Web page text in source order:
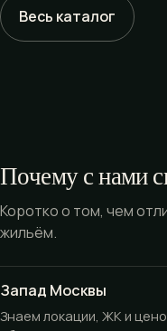
Весь каталог
Почему с нами
Коротко о том, чем
жильём.
Запад Москвы
Знаем локации, ЖК и